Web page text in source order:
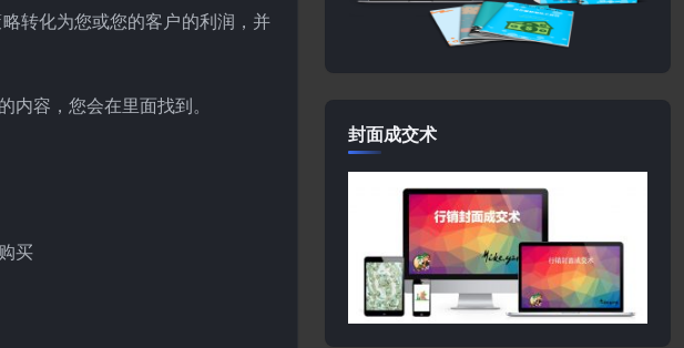
转化为您或您的客户的利润，并
容，您会在里面找到。
买
封面成交术